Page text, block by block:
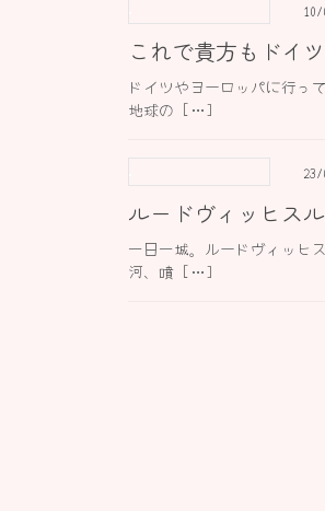
10/
これで貴方もドイ
ドイツやヨーロッパに行っ
地球の […]
23/
ルードヴィッヒス
一日一城。ルードヴィッヒ
河、噴 […]